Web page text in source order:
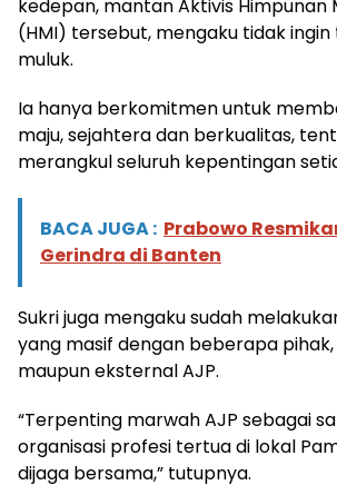
kedepan, mantan Aktivis Himpunan
(HMI) tersebut, mengaku tidak
muluk.
Ia hanya berkomitmen untuk
maju, sejahtera dan berkualitas,
merangkul seluruh kepentingan
BACA JUGA : Prabowo
Gerindra di Banten
Sukri juga mengaku sudah
yang masif dengan beberapa
maupun eksternal AJP.
“Terpenting marwah AJP sebagai
organisasi profesi tertua di lokal
dijaga bersama,” tutupnya.